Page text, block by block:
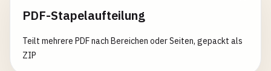
PDF-Stapelaufteilung
Teilt mehrere PDF nach Bereichen oder Seiten, gepackt als
ZIP